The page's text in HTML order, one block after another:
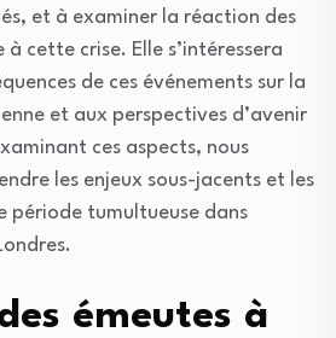
et à examiner la réaction des
cette crise. Elle s’intéressera
de ces événements sur la
et aux perspectives d’avenir
ces aspects, nous
les enjeux sous-jacents et les
période tumultueuse dans
émeutes à